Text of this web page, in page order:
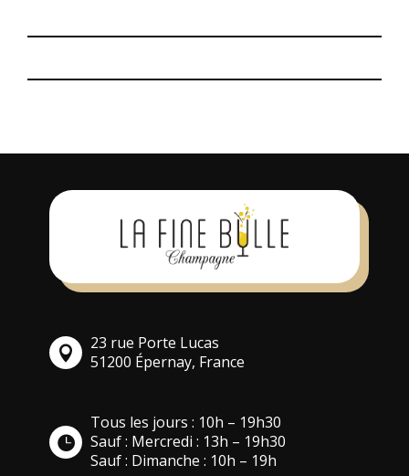
23 rue Porte Lucas
51200 Épernay, France
Tous les jours : 10h – 19h30
Sauf : Mercredi : 13h – 19h30
Sauf : Dimanche : 10h – 19h